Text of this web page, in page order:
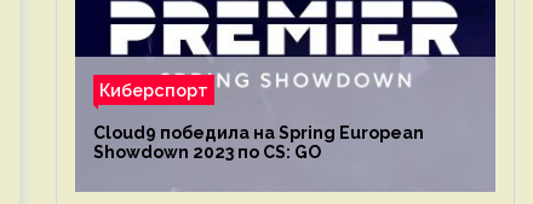
Киберспорт
Cloud9 победила на Spring European
Showdown 2023 по CS: GO